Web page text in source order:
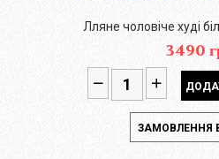
Лляне чоловіче худі
3490